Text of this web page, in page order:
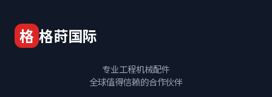
格 格莳国际
专业工程机械配件
全球值得信赖的合作伙伴